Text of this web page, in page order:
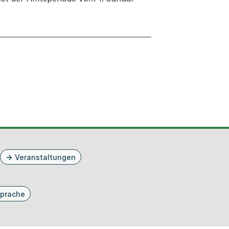
Veranstaltungen